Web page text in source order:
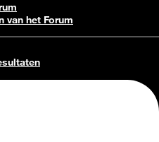
van het Forum